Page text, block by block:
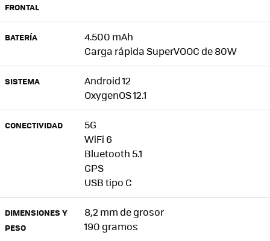
FRONTAL
BATERÍA
4.500 mAh
Carga rápida SuperVOOC de 80W
SISTEMA
Android 12
OxygenOS 12.1
CONECTIVIDAD
5G
WiFi 6
Bluetooth 5.1
GPS
USB tipo C
DIMENSIONES Y
PESO
8,2 mm de grosor
190 gramos